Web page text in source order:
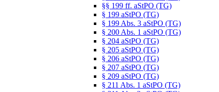
§§ 199 ff. aStPO (TG)
§ 199 aStPO (TG)
§ 199 Abs. 3 aStPO (TG)
§ 200 Abs. 1 aStPO (TG)
§ 204 aStPO (TG)
§ 205 aStPO (TG)
§ 206 aStPO (TG)
§ 207 aStPO (TG)
§ 209 aStPO (TG)
§ 211 Abs. 1 aStPO (TG)